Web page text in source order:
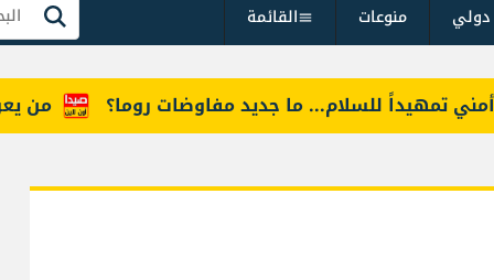
منوعات القائمة بحث
من يعرف للسلام... ما جديد مفاوضات روما؟